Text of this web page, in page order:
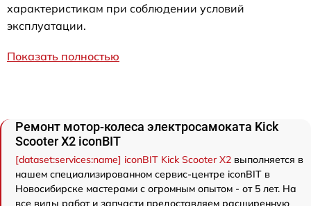
характеристикам при соблюдении условий
эксплуатации.
Показать полностью
Ремонт мотор-колеса электросамоката Kick
Scooter X2 iconBIT
[dataset:services:name] iconBIT Kick Scooter X2 выполняется в
нашем специализированном сервис-центре iconBIT в
Новосибирске мастерами с огромным опытом - от 5 лет. На
все виды работ и запчасти предоставляем расширенную